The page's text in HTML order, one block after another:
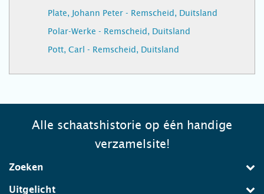
Plate, Johann Peter - Remscheid, Duitsland
Polar-Werke - Remscheid, Duitsland
Pott, Carl - Remscheid, Duitsland
Alle schaatshistorie op één handige
verzamelsite!
Zoeken
Uitgelicht